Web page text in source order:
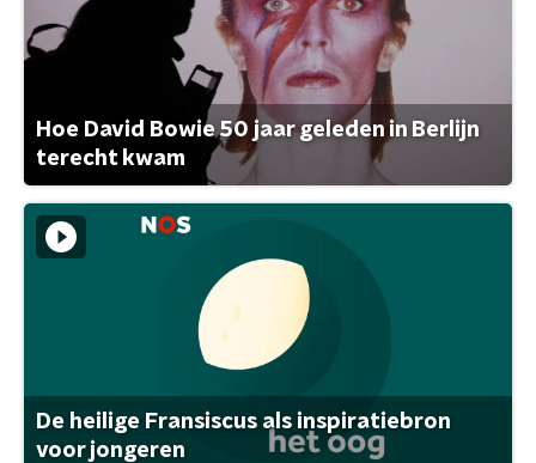
Hoe David Bowie 50 jaar geleden in Berlijn
terecht kwam
De heilige Fransiscus als inspiratiebron
voor jongeren